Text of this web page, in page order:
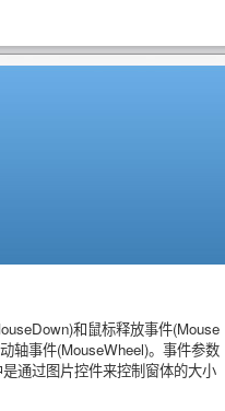
和鼠标释放事件(Mouse
轴事件(MouseWheel)。事件参数
通过图片控件来控制窗体的大小